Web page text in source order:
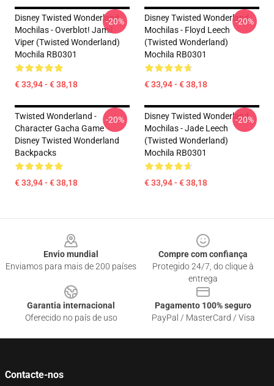
Disney Twisted Wonderland
Mochilas - Overblot! Jamil
Viper (Twisted Wonderland)
Mochila RB0301
€ 33,94 - € 38,18
-20%
Disney Twisted Wonderland
Mochilas - Floyd Leech
(Twisted Wonderland)
Mochila RB0301
€ 33,94 - € 38,18
-20%
Twisted Wonderland -
Character Gacha Game
Disney Twisted Wonderland
Backpacks
€ 33,94 - € 38,18
-20%
Disney Twisted Wonderland
Mochilas - Jade Leech
(Twisted Wonderland)
Mochila RB0301
€ 33,94 - € 38,18
-20%
Envio mundial
Enviamos para mais de 200 países
Compre com confiança
Protegido 24/7, do clique à
entrega
Garantia internacional
Oferecido no país de uso
Pagamento 100% seguro
PayPal / MasterCard / Visa
Contacte-nos